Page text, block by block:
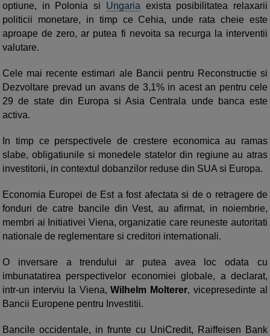
optiune, in Polonia si Ungaria exista posibilitatea relaxarii
politicii monetare, in timp ce Cehia, unde rata cheie este
aproape de zero, ar putea fi nevoita sa recurga la interventii
valutare.
Cele mai recente estimari ale Bancii pentru Reconstructie si
Dezvoltare prevad un avans de 3,1% in acest an pentru cele
29 de state din Europa si Asia Centrala unde banca este
activa.
In timp ce perspectivele de crestere economica au ramas
slabe, obligatiunile si monedele statelor din regiune au atras
investitorii, in contextul dobanzilor reduse din SUA si Europa.
Economia Europei de Est a fost afectata si de o retragere de
fonduri de catre bancile din Vest, au afirmat, in noiembrie,
membri ai Initiativei Viena, organizatie care reuneste autoritati
nationale de reglementare si creditori internationali.
O inversare a trendului ar putea avea loc odata cu
imbunatatirea perspectivelor economiei globale, a declarat,
intr-un interviu la Viena,Wilhelm Molterer, vicepresedinte al
Bancii Europene pentru Investitii.
Bancile occidentale, in frunte cu UniCredit, Raiffeisen Bank